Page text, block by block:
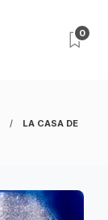
0
LA CASA DE